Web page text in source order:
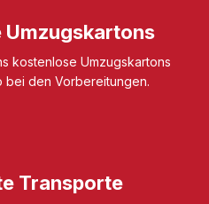
Umzugskartons
kostenlose Umzugskartons
bei den Vorbereitungen.
Transporte